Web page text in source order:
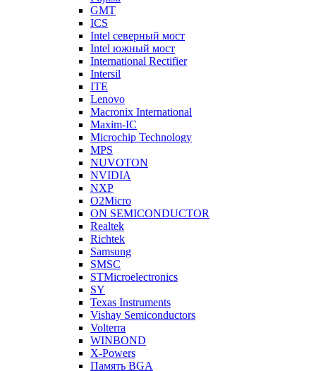
GMT
ICS
Intel северный мост
Intel южный мост
International Rectifier
Intersil
ITE
Lenovo
Macronix International
Maxim-IC
Microchip Technology
MPS
NUVOTON
NVIDIA
NXP
O2Micro
ON SEMICONDUCTOR
Realtek
Richtek
Samsung
SMSC
STMicroelectronics
SY
Texas Instruments
Vishay Semiconductors
Volterra
WINBOND
X-Powers
Память BGA